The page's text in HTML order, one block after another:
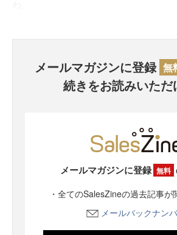
メールマガジンに登録 無
続きをお読みいただ
メールマガジンに登録 無料
・全てのSalesZineの過去記事が
メールバックナン